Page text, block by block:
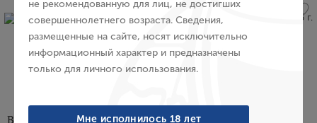
Вино Moulin Touchais,
Вино Moulin Touchais,
не рекомендованную для лиц, не достигших
совершеннолетнего возраста. Сведения,
размещенные на сайте, носят исключительно
информационный характер и предназначены
только для личного использования.
Мне исполнилось 18 лет
Пароль
Войти